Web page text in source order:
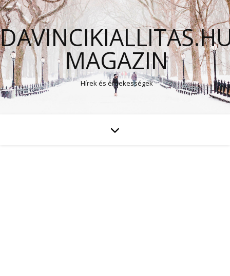
MAGAZIN
Hírek és érdekességek